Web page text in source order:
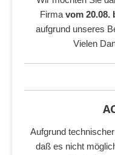
Firma vom 20.08.
aufgrund unseres
Vielen
Aufgrund
daß es nicht